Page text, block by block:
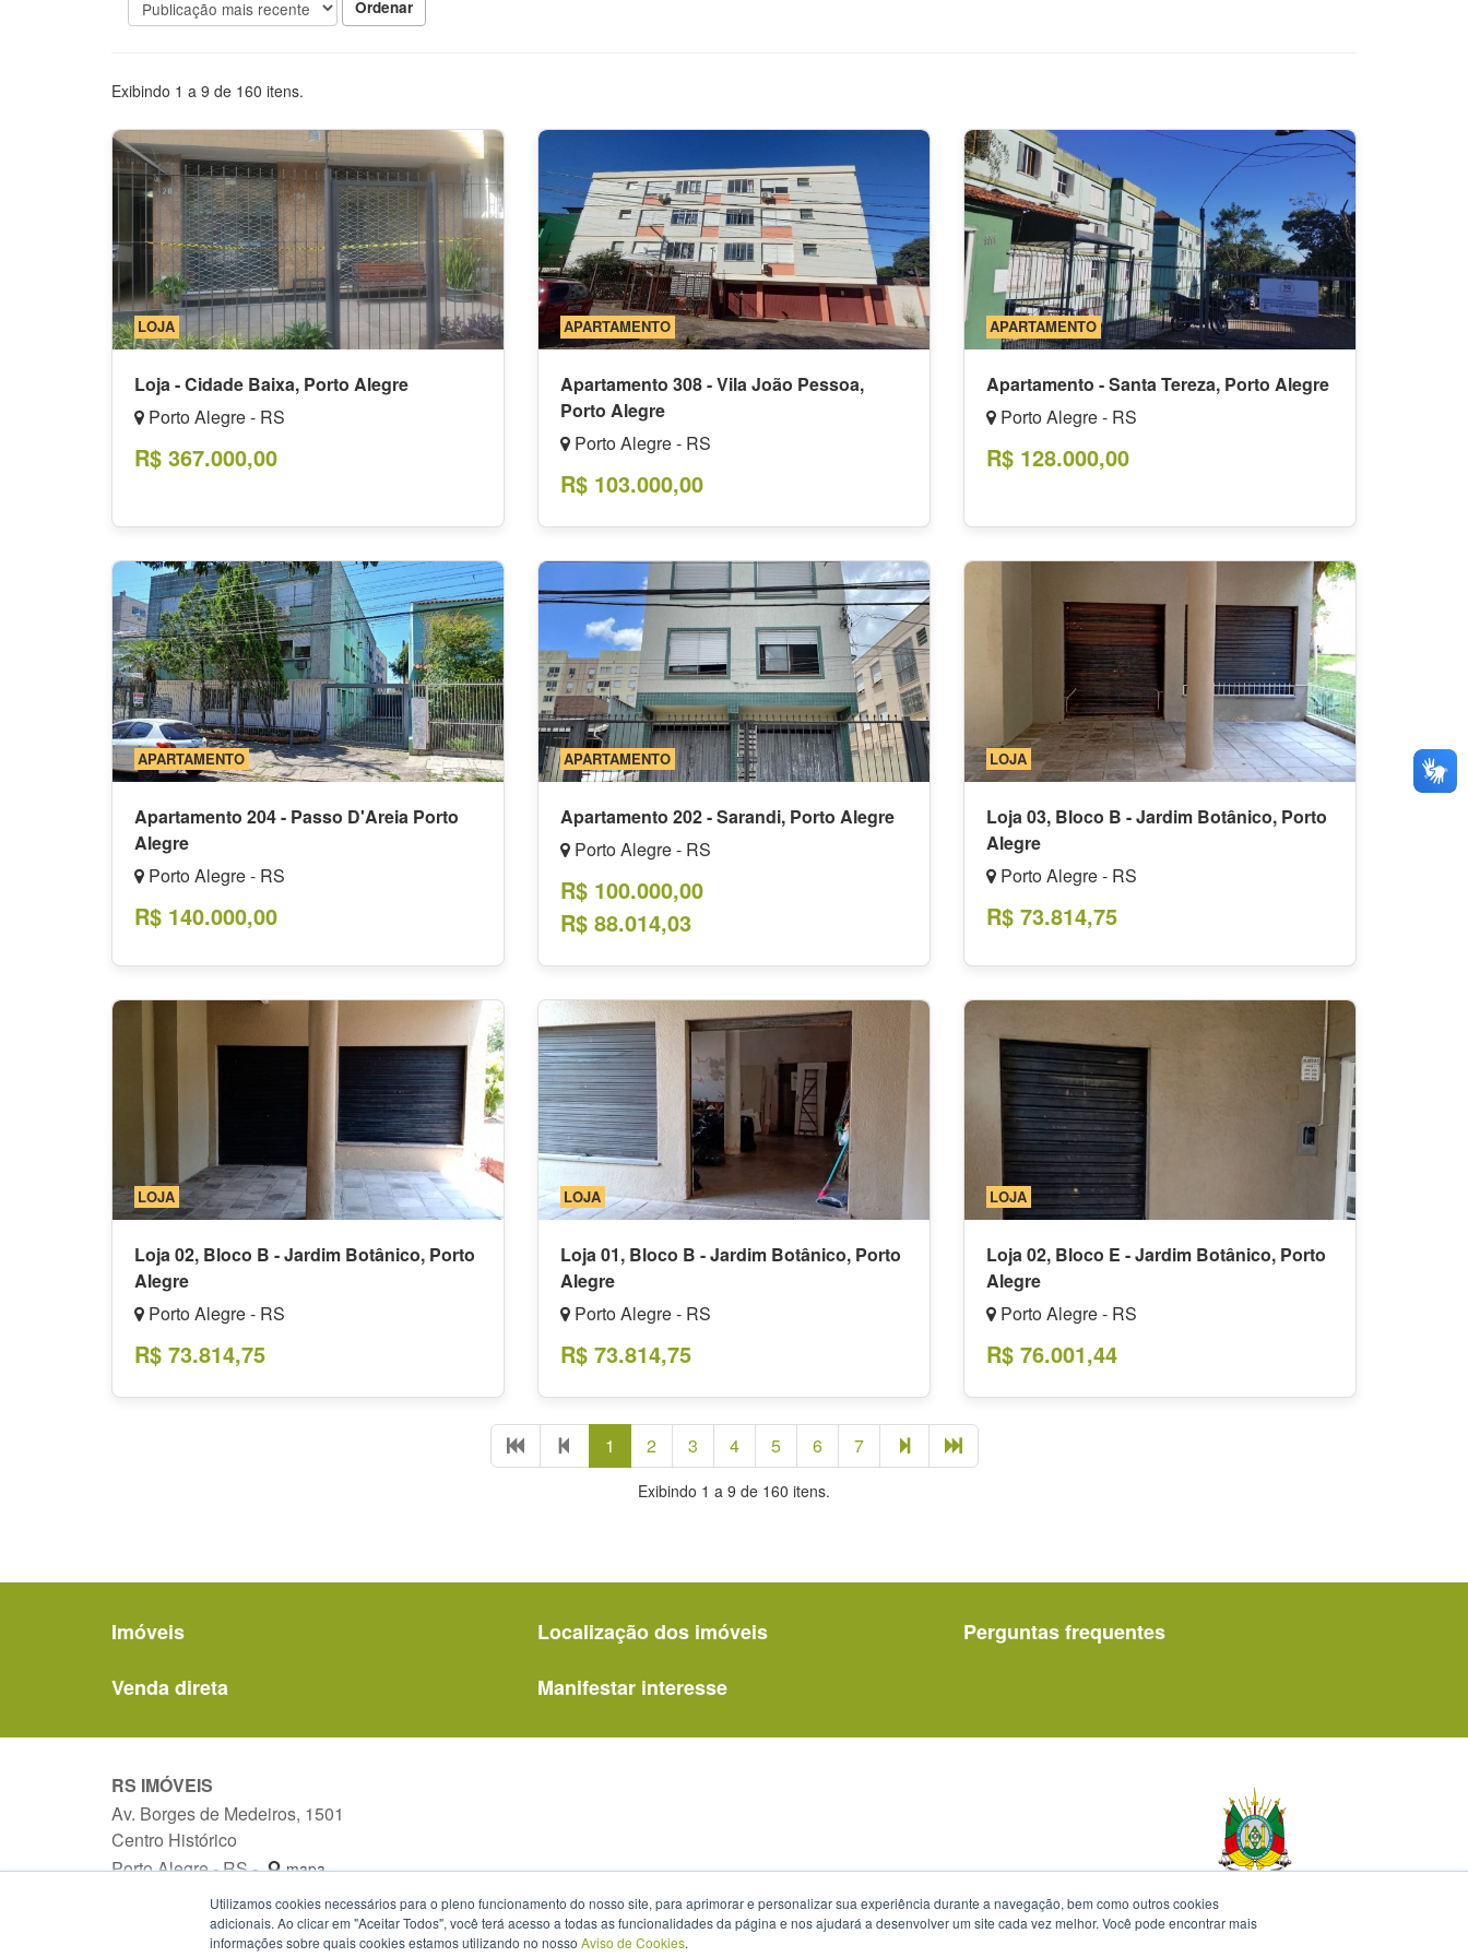
Ordenar
Exibindo 1 a 9 de 160 itens.
LOJA
Loja - Cidade Baixa, Porto Alegre
Porto Alegre - RS
R$ 367.000,00
APARTAMENTO
Apartamento 308 - Vila João Pessoa,
Porto Alegre
Porto Alegre - RS
R$ 103.000,00
APARTAMENTO
Apartamento - Santa Tereza, Porto Alegre
Porto Alegre - RS
R$ 128.000,00
APARTAMENTO
Apartamento 204 - Passo D'Areia Porto
Alegre
Porto Alegre - RS
R$ 140.000,00
APARTAMENTO
Apartamento 202 - Sarandi, Porto Alegre
Porto Alegre - RS
R$ 100.000,00
R$ 88.014,03
LOJA
Loja 03, Bloco B - Jardim Botânico, Porto
Alegre
Porto Alegre - RS
R$ 73.814,75
LOJA
Loja 02, Bloco B - Jardim Botânico, Porto
Alegre
Porto Alegre - RS
R$ 73.814,75
LOJA
Loja 01, Bloco B - Jardim Botânico, Porto
Alegre
Porto Alegre - RS
R$ 73.814,75
LOJA
Loja 02, Bloco E - Jardim Botânico, Porto
Alegre
Porto Alegre - RS
R$ 76.001,44
Primeira
página
Página
anterior
1 (página
atual)
2(página
atual)
3(página
atual)
4(página
atual)
5(página
atual)
6(página
atual)
7(página
atual)
Próxima
página
Última
página
Exibindo 1 a 9 de 160 itens.
Imóveis
Venda direta
Localização dos imóveis
Manifestar interesse
Perguntas frequentes
RS IMÓVEIS
Av. Borges de Medeiros, 1501
Centro Histórico
Porto Alegre - RS -
mapa
(51) 3288-1589
Utilizamos cookies necessários para o pleno funcionamento do nosso site, para aprimorar e personalizar sua experiência durante a navegação, bem como outros cookies
adicionais. Ao clicar em "Aceitar Todos", você terá acesso a todas as funcionalidades da página e nos ajudará a desenvolver um site cada vez melhor. Você pode encontrar mais
informações sobre quais cookies estamos utilizando no nosso Aviso de Cookies.